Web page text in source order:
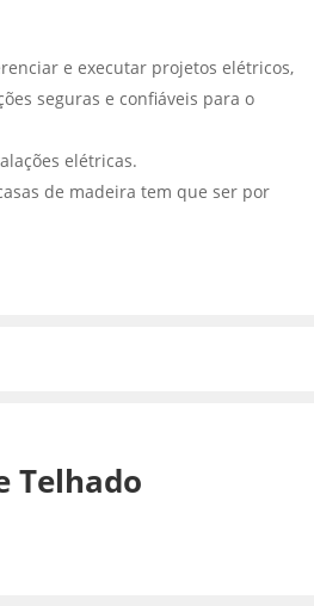
e executar projetos elétricos,
seguras e confiáveis para o
elétricas.
de madeira tem que ser por
Telhado